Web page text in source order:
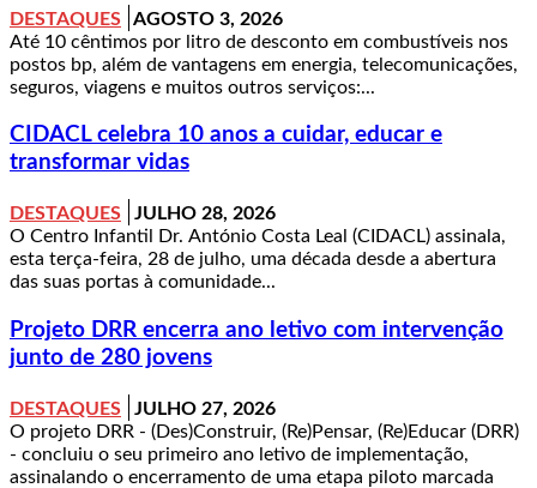
DESTAQUES
AGOSTO 3, 2026
Até 10 cêntimos por litro de desconto em combustíveis nos
postos bp, além de vantagens em energia, telecomunicações,
seguros, viagens e muitos outros serviços:...
CIDACL celebra 10 anos a cuidar, educar e
transformar vidas
DESTAQUES
JULHO 28, 2026
O Centro Infantil Dr. António Costa Leal (CIDACL) assinala,
esta terça-feira, 28 de julho, uma década desde a abertura
das suas portas à comunidade...
Projeto DRR encerra ano letivo com intervenção
junto de 280 jovens
DESTAQUES
JULHO 27, 2026
O projeto DRR - (Des)Construir, (Re)Pensar, (Re)Educar (DRR)
- concluiu o seu primeiro ano letivo de implementação,
assinalando o encerramento de uma etapa piloto marcada